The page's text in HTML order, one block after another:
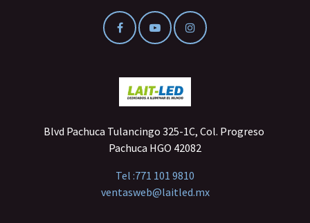
Blvd Pachuca Tulancingo 325-1C, Col. Progreso
Pachuca HGO 42082
Tel :771 101 9810
ventasweb@laitled.mx